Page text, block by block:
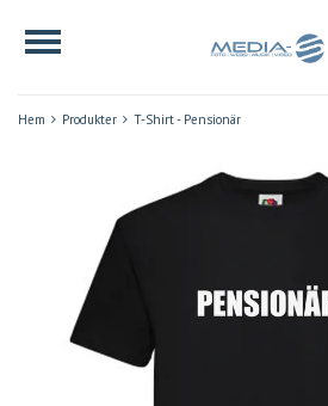
Hem Produkter T-Shirt - Pensionär